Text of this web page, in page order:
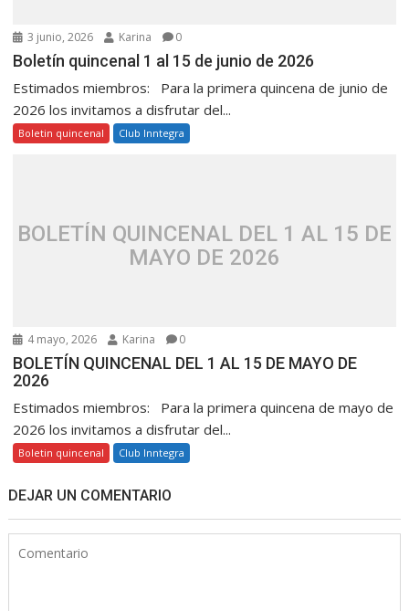
3 junio, 2026 Karina 0
Boletín quincenal 1 al 15 de junio de 2026
Estimados miembros: Para la primera quincena de junio de
2026 los invitamos a disfrutar del...
Boletin quincenal Club Inntegra
BOLETÍN QUINCENAL DEL 1 AL 15 DE
MAYO DE 2026
4 mayo, 2026 Karina 0
BOLETÍN QUINCENAL DEL 1 AL 15 DE MAYO DE
2026
Estimados miembros: Para la primera quincena de mayo de
2026 los invitamos a disfrutar del...
Boletin quincenal Club Inntegra
DEJAR UN COMENTARIO